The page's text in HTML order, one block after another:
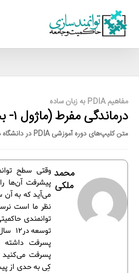
مفاهیم PDIA به زبان ساده
درماندگی مفرط (ماژول ۱- بخش ۲)
متن کلیپ‌های دوره آموزشی PDIA در دانشگاه هاروارد
وقتی سطح
پیشرفت آن‌ها
می‌آید که به آن
نظر ما است
توانمندی
پسرفت داشته
پسرفت می‌کنید
کِی به حدی از
محمد
ملکی